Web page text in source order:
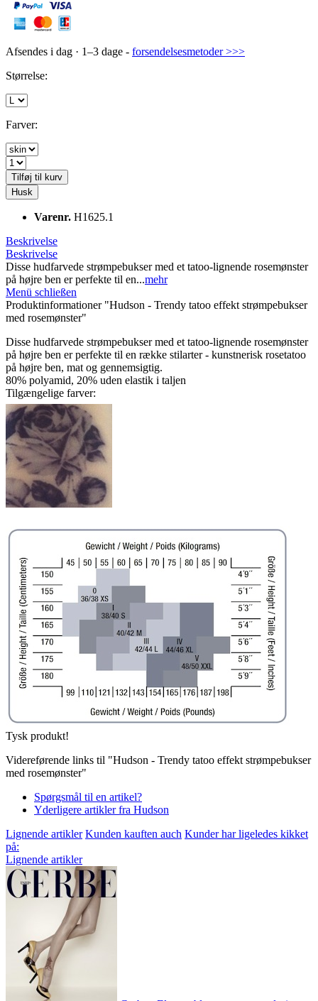
Afsendes i dag · 1–3 dage - forsendelsesmetoder >>>
Størrelse:
Farver:
Tilføj til kurv
Husk
Varenr. H1625.1
Beskrivelse
Beskrivelse
Disse hudfarvede strømpebukser med et tatoo-lignende rosemønster
på højre ben er perfekte til en...mehr
Menü schließen
Produktinformationer "Hudson - Trendy tatoo effekt strømpebukser
med rosemønster"
Disse hudfarvede strømpebukser med et tatoo-lignende rosemønster
på højre ben er perfekte til en række stilarter - kunstnerisk rosetatoo
på højre ben, mat og gennemsigtig.
80% polyamid, 20% uden elastik i taljen
Tilgængelige farver:
Tysk produkt!
Videreførende links til "Hudson - Trendy tatoo effekt strømpebukser
med rosemønster"
Spørgsmål til en artikel?
Yderligere artikler fra Hudson
Lignende artikler Kunden kauften auch Kunder har ligeledes kikket
på:
Lignende artikler